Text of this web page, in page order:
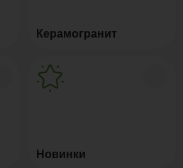
Керамогранит
Новинки